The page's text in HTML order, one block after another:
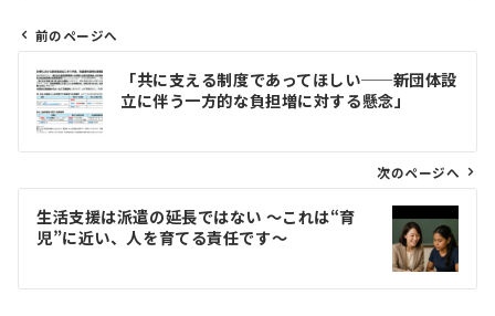
ビ
ン
前のページへ
「共に支える制度であってほしい──新団体設
立に伴う一方的な負担増に対する懸念」
次のページへ
生活支援は派遣の延長ではない 〜これは“育
児”に近い、人を育てる責任です〜